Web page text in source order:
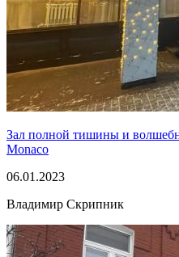
Зал полной тишины и
Monaco
06.01.2023
Владимир Скрипник